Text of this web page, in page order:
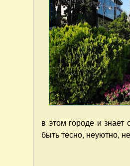
в этом городе и знает
быть тесно, неуютно,